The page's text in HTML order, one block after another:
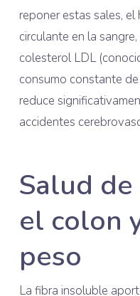
reponer estas sales,
circulante en la
colesterol LDL
consumo constante
reduce
accidentes
Salud
el colon
peso
La fibra insoluble